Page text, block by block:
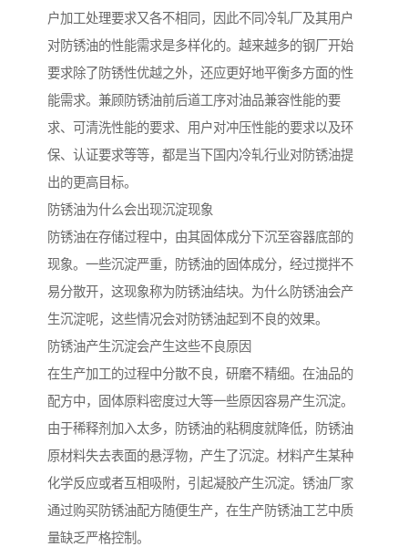
户加工处理要求又各不相同，因此不同冷轧厂及其用户
对防锈油的性能需求是多样化的。越来越多的钢厂开始
要求除了防锈性优越之外，还应更好地平衡多方面的性
能需求。兼顾防锈油前后道工序对油品兼容性能的要
求、可清洗性能的要求、用户对冲压性能的要求以及环
保、认证要求等等，都是当下国内冷轧行业对防锈油提
出的更高目标。
防锈油为什么会出现沉淀现象
防锈油在存储过程中，由其固体成分下沉至容器底部的
现象。一些沉淀严重，防锈油的固体成分，经过搅拌不
易分散开，这现象称为防锈油结块。为什么防锈油会产
生沉淀呢，这些情况会对防锈油起到不良的效果。
防锈油产生沉淀会产生这些不良原因
在生产加工的过程中分散不良，研磨不精细。在油品的
配方中，固体原料密度过大等一些原因容易产生沉淀。
由于稀释剂加入太多，防锈油的粘稠度就降低，防锈油
原材料失去表面的悬浮物，产生了沉淀。材料产生某种
化学反应或者互相吸附，引起凝胶产生沉淀。锈油厂家
通过购买防锈油配方随便生产，在生产防锈油工艺中质
量缺乏严格控制。